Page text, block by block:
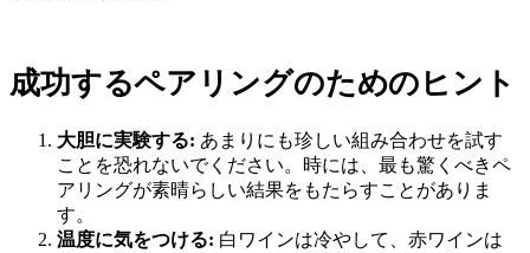
成功するペアリングのためのヒント
大胆に実験する: あまりにも珍しい組み合わせを試す
ことを恐れないでください。時には、最も驚くべきペ
アリングが素晴らしい結果をもたらすことがありま
す。
温度に気をつける: 白ワインは冷やして、赤ワインは